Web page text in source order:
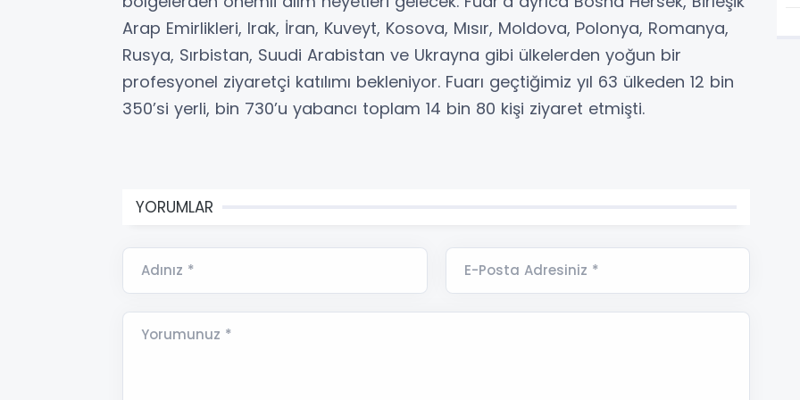
Arap Emirlikleri, Irak, İran, Kuveyt, Kosova, Mısır, Moldova, Polonya, Romanya,
Rusya, Sırbistan, Suudi Arabistan ve Ukrayna gibi ülkelerden yoğun bir
profesyonel ziyaretçi katılımı bekleniyor. Fuarı geçtiğimiz yıl 63 ülkeden 12 bin
350’si yerli, bin 730’u yabancı toplam 14 bin 80 kişi ziyaret etmişti.
YORUMLAR
Adınız * E-Posta Adresiniz *
Yorumunuz *